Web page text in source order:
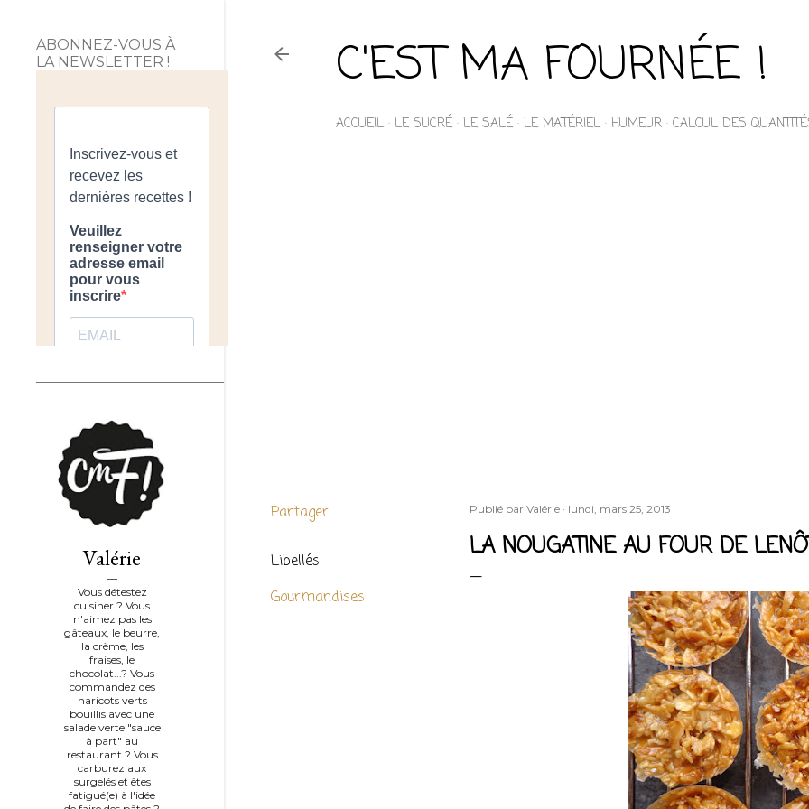
C'EST MA FOURNÉE !
ACCUEIL LE SUCRÉ LE SALÉ LE MATÉRIEL HUMEUR CALCUL DES
Partager
Libellés
Gourmandises
Publié par Valérie lundi, mars 25, 2013
LA NOUGATINE AU FOUR DE
ABONNEZ-VOUS À
LA NEWSLETTER !
Valérie
Vous détestez
cuisiner ? Vous
n'aimez pas les
gâteaux, le beurre,
la crème, les
fraises, le
chocolat...? Vous
commandez des
haricots verts
bouillis avec une
salade verte "sauce
à part" au
restaurant ? Vous
carburez aux
surgelés et êtes
fatigué(e) à l'idée